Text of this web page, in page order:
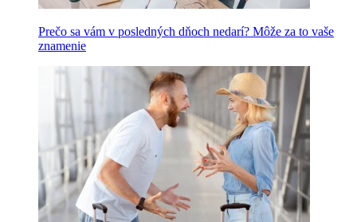
Prečo sa vám v posledných dňoch nedarí? Môže za to vaše
znamenie